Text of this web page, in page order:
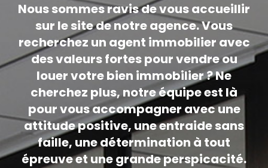
Nous sommes ravis de vous accueillir
sur le site de notre agence. Vous
recherchez un agent immobilier avec
des valeurs fortes pour vendre ou
louer votre bien immobilier ? Ne
cherchez plus, notre équipe est là
pour vous accompagner avec une
attitude positive, une entraide sans
faille, une détermination à tout
épreuve et une grande perspicacité.